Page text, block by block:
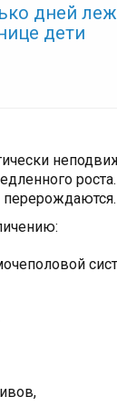
дней
дети
перерождаются.